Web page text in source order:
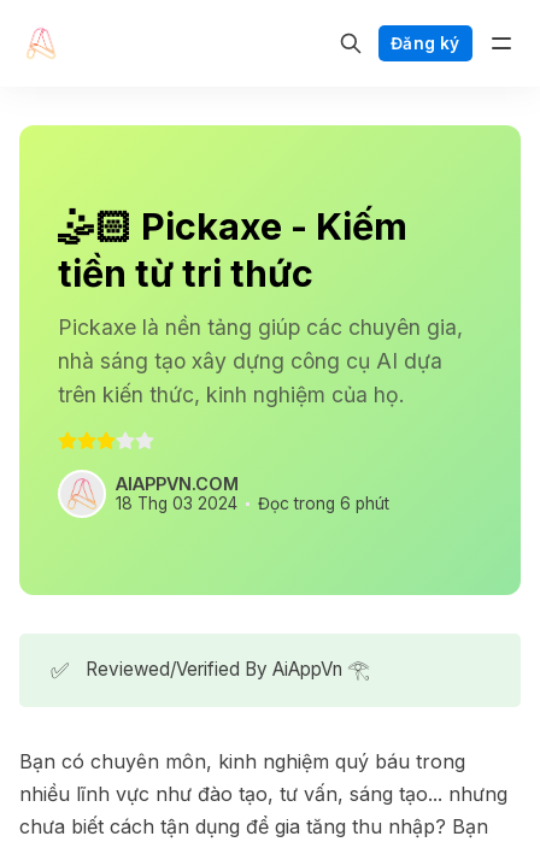
Đăng ký
🤹🏻 Pickaxe - Kiếm
tiền từ tri thức
Pickaxe là nền tảng giúp các chuyên gia,
nhà sáng tạo xây dựng công cụ AI dựa
trên kiến thức, kinh nghiệm của họ.
AIAPPVN.COM
18 Thg 03 2024 Đọc trong 6 phút
✅ Reviewed/Verified By AiAppVn 𓂀
Bạn có chuyên môn, kinh nghiệm quý báu trong
nhiều lĩnh vực như đào tạo, tư vấn, sáng tạo... nhưng
chưa biết cách tận dụng để gia tăng thu nhập? Bạn